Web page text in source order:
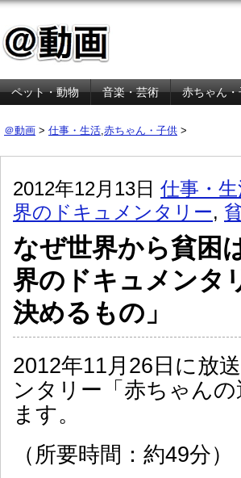
ペット・動物 音楽・芸術 赤ちゃん・
＠動画 > 仕事・生活,赤ちゃん・子供 >
2012年12月13日 仕事・
界のドキュメンタリー,
なぜ世界から貧困
界のドキュメンタ
決めるもの」
2012年11月26日に放
ンタリー「赤ちゃん
ます。
（所要時間：約49分）